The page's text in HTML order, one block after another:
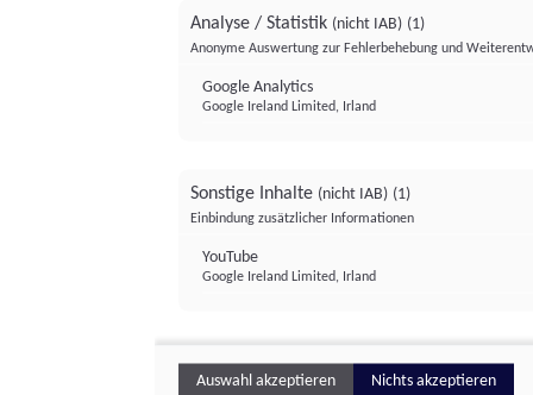
Analyse / Statistik (nicht IAB) (1)
Anonyme Auswertung zur Fehlerbehebung und
Google Analytics
Google Ireland Limited, Irland
Sonstige Inhalte (nicht IAB) (1)
Einbindung zusätzlicher Informationen
YouTube
Google Ireland Limited, Irland
Auswahl akzeptieren Nichts akzeptieren